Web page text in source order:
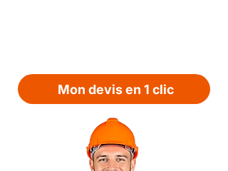
Mon devis en 1 clic